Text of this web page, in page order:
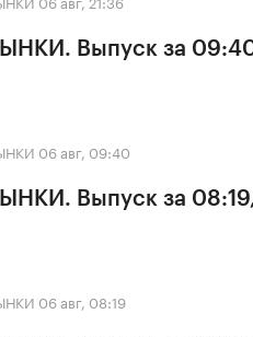
Выпуск за
06 авг, 09:40
Выпуск за
06 авг, 08:19